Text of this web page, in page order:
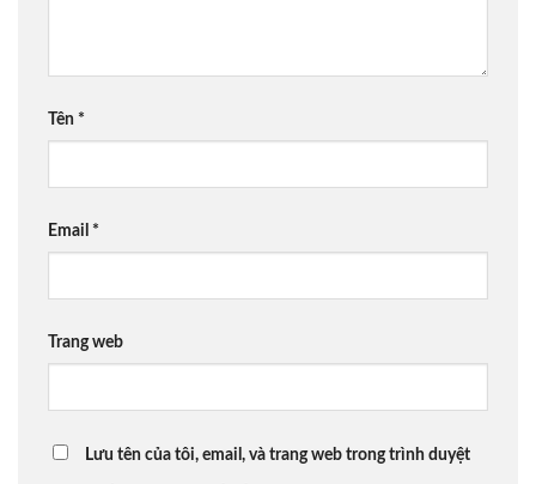
Tên *
Email *
Trang web
Lưu tên của tôi, email, và trang web trong trình duyệt